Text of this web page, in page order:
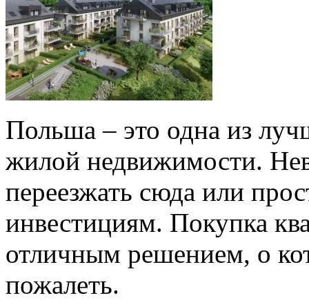
Польша – это одна из
жилой недвижимости.
переезжать сюда или
инвестициям. Покупка
отличным решением, о
пожалеть.